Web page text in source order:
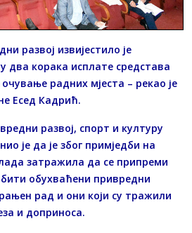
развој извијестило је
два корака исплате средстава
радних мјеста – рекао је
Есед Кадрић.
развој, спорт и културу
је да је због примједби на
затражила да се припреми
обухваћени привредни
рад и они који су тражили
и доприноса.